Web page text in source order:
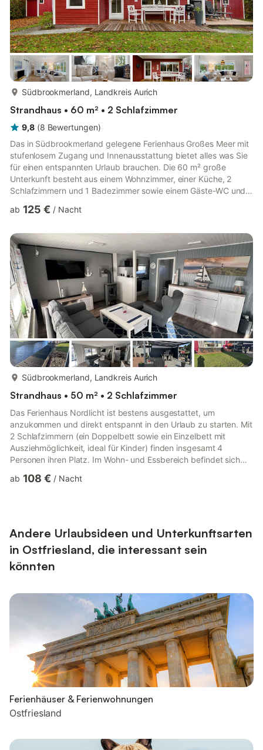
Südbrookmerland, Landkreis Aurich
Strandhaus • 60 m² • 2 Schlafzimmer
9,8 (8 Bewertungen)
Das in Südbrookmerland gelegene Ferienhaus Großes Meer mit
stufenlosem Zugang und Innenausstattung bietet alles was Sie
für einen entspannten Urlaub brauchen. Die 60 m² große
Unterkunft besteht aus einem Wohnzimmer, einer Küche, 2
Schlafzimmern und 1 Badezimmer sowie einem Gäste-WC und
außerdem WLAN, ein TV, eine Waschmaschine sowie
private Sauna zur Verfügung. Ein Babybett und ein Hochstuhl
sind ebenfalls vorhanden. Diese Unterkunft verfügt über einen
privaten Außenberei...
ab 125 € / Nacht
Südbrookmerland, Landkreis Aurich
Strandhaus • 50 m² • 2 Schlafzimmer
Das Ferienhaus Nordlicht ist bestens ausgestattet, um
anzukommen und direkt entspannt in den Urlaub zu starten. Mit
2 Schlafzimmern (ein Doppelbett sowie ein Einzelbett mit
Ausziehmöglichkeit, ideal für Kinder) finden insgesamt 4
Personen ihren Platz. Im Wohn- und Essbereich befindet sich
Tierhaltung ist im Objekt nicht erlaubt. Zusätzlich zur
eine überdachte Terr...
ab 108 € / Nacht
Andere Urlaubsideen und Unterkunftsarten
in Ostfriesland, die interessant sein
könnten
Ferienhäuser & Ferienwohnungen
Ostfriesland